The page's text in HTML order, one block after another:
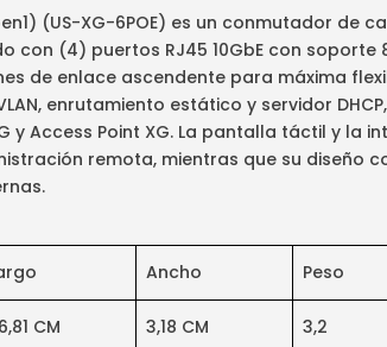
(US-XG-6POE) es un conmutador
con (4) puertos RJ45 10GbE con soporte
de enlace ascendente para máxima
enrutamiento estático y servidor
y Access Point XG. La pantalla táctil y la
remota, mientras que su diseño
Ancho Peso
CM 3,18 CM 3,2